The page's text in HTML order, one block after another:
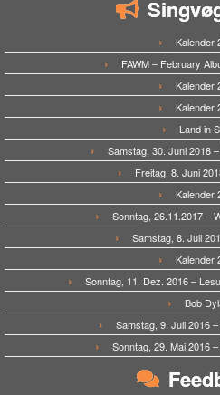
Kalender
FAWM – February
Kalender
Kalender
Land in
Samstag, 30. Juni 2018
Freitag, 8. Juni
Kalender
Sonntag, 26.11.2017 –
Samstag, 8. Juli
Kalender
Sonntag, 11. Dez. 2016 –
Bob
Samstag, 9. Juli 2016
Sonntag, 29. Mai 2016